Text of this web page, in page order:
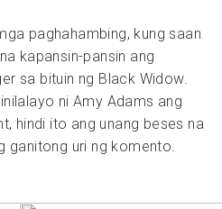
paghahambing, kung saan
kapansin-pansin ang
sa bituin ng Black Widow.
ni Amy Adams ang
hindi ito ang unang beses na
ganitong uri ng komento.